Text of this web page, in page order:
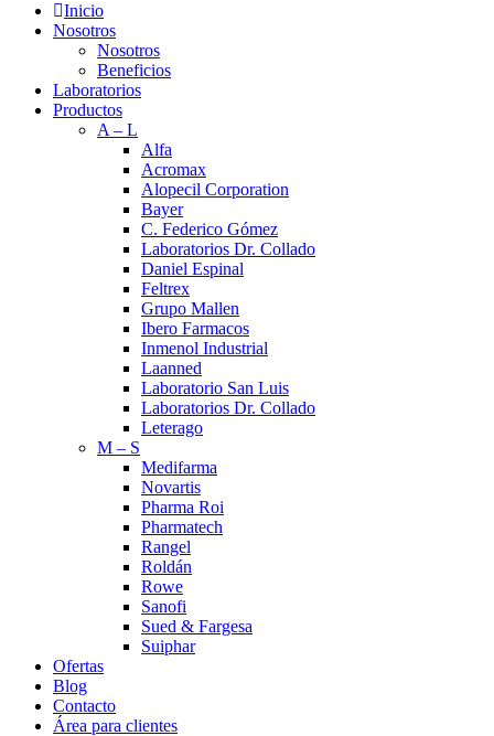
Inicio
Nosotros
Nosotros
Beneficios
Laboratorios
Productos
A – L
Alfa
Acromax
Alopecil Corporation
Bayer
C. Federico Gómez
Laboratorios Dr. Collado
Daniel Espinal
Feltrex
Grupo Mallen
Ibero Farmacos
Inmenol Industrial
Laanned
Laboratorio San Luis
Laboratorios Dr. Collado
Leterago
M – S
Medifarma
Novartis
Pharma Roi
Pharmatech
Rangel
Roldán
Rowe
Sanofi
Sued & Fargesa
Suiphar
Ofertas
Blog
Contacto
Área para clientes